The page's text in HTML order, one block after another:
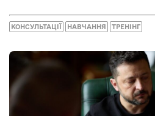
КОНСУЛЬТАЦІЇ НАВЧАННЯ ТРЕНІНГ